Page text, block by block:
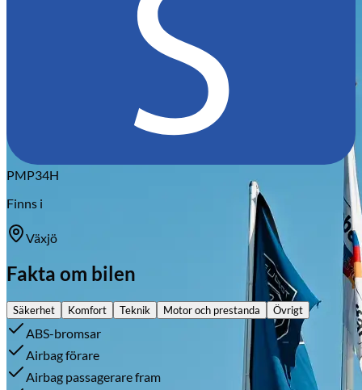
PMP34H
Finns i
Växjö
Fakta om bilen
Säkerhet Komfort Teknik Motor och prestanda Övrigt
ABS-bromsar
Airbag förare
Airbag passagerare fram